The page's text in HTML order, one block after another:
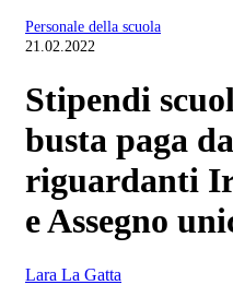
Personale della scuola
21.02.2022
Stipendi
busta paga
riguardanti
e Assegno
Lara La Gatta